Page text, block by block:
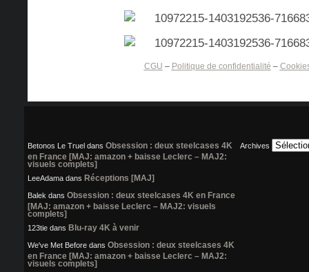
CGU – Politique de confidentialité –
Betonos Le Truel dans Obsession : deux steelcases 4K
en France [MAJ: amazon + baisse Leclerc – MAJ2:
visuels complets]
LeeAdama dans Réceptions [MAJ]
Balek dans Obsession : deux steelcases 4K en France
[MAJ: amazon + baisse Leclerc – MAJ2: visuels
complets]
123tie dans Blu-ray 4K à venir
We've Met Before dans Obsession : deux steelcases 4K
en France [MAJ: amazon + baisse Leclerc – MAJ2:
visuels complets]
Archives